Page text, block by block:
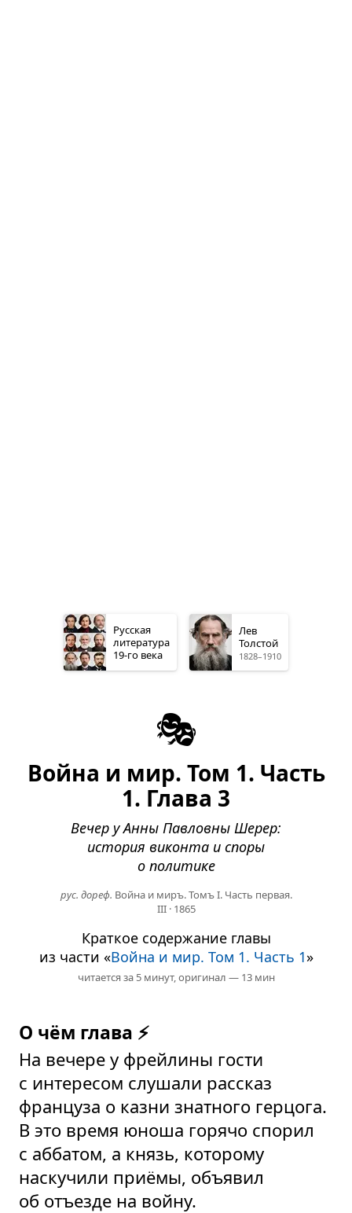
Русская
литература
19-го века
Лев
Толстой
1828–1910
🎭
Война и мир. Том 1. Часть
1. Глава 3
Вечер у Анны Павловны Шерер:
история виконта и споры
о политике
рус. дореф. Война и миръ. Томъ I. Часть первая.
III· 1865
Краткое содержание главы
из части «Война и мир. Том 1. Часть 1»
читается за 5 минут, оригинал — 13 мин
О чём глава ⚡
На вечере у фрейлины гости
с интересом слушали рассказ
француза о казни знатного герцога.
В это время юноша горячо спорил
с аббатом, а князь, которому
наскучили приёмы, объявил
об отъезде на войну.